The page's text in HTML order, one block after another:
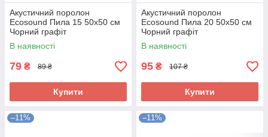
Акустичний поролон
Ecosound Пила 15 50х50 см
Чорний графіт
В наявності
79 ₴ 89 ₴
Купити
Акустичний поролон
Ecosound Пила 20 50х50 см
Чорний графіт
В наявності
95 ₴ 107 ₴
Купити
–11% –11%